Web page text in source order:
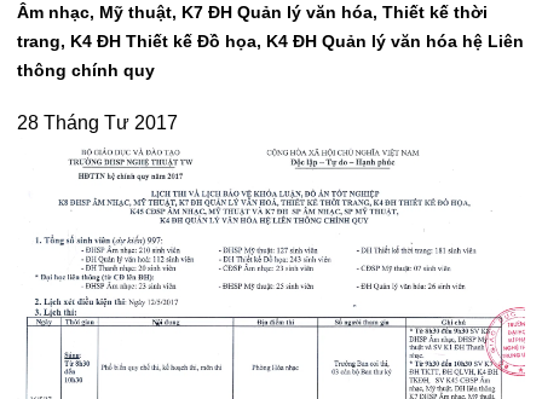
Âm nhạc, Mỹ thuật, K7 ĐH Quản lý văn hóa, Thiết kế thời
trang, K4 ĐH Thiết kế Đồ họa, K4 ĐH Quản lý văn hóa hệ Liên
thông chính quy
28 Tháng Tư 2017